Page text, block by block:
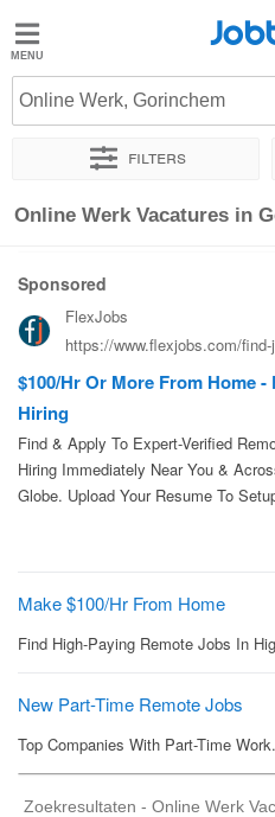
Jobted
Vacatures
Salarissen
Online Werk, Gorinchem
Filters
Sorteer op Exacte locatie
Online Werk Vacatures in
Zoekresultaten - Online Werk